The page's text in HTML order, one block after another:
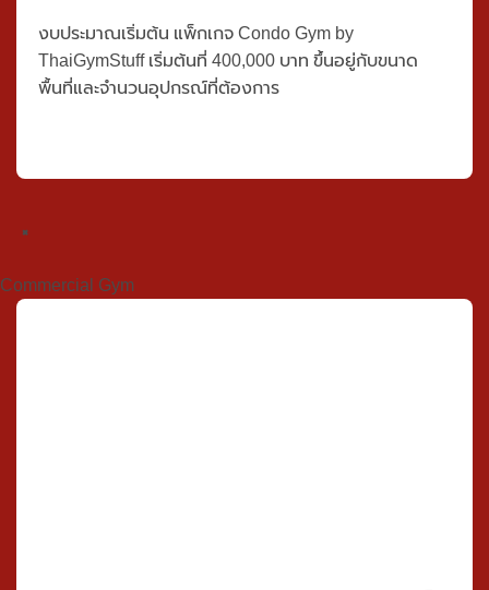
งบประมาณเริ่มต้น แพ็กเกจ Condo Gym by
ThaiGymStuffเริ่มต้นที่ 400,000 บาท ขึ้นอยู่กับขนาด
พื้นที่และจำนวนอุปกรณ์ที่ต้องการ
×
Commercial Gym